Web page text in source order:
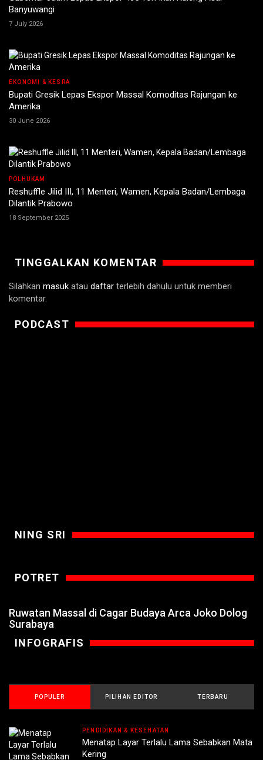
Banyuwangi
7 July 2026
EKONOMI & KESRA
Bupati Gresik Lepas Ekspor Massal Komoditas Rajungan ke
Amerika
30 June 2026
POLHUKAM
Reshuffle Jilid III, 11 Menteri, Wamen, Kepala Badan/Lembaga
Dilantik Prabowo
18 September 2025
TINGGALKAN KOMENTAR
Silahkan masuk atau daftar terlebih dahulu untuk memberi
komentar.
PODCAST
NING SRI
POTRET
Ruwatan Massal di Cagar Budaya Arca Joko Dolog
Surabaya
INFOGRAFIS
POPULER PILIHAN EDITOR TERBARU
PENDIDIKAN & KESEHATAN
Menatap Layar Terlalu Lama Sebabkan Mata
Kering